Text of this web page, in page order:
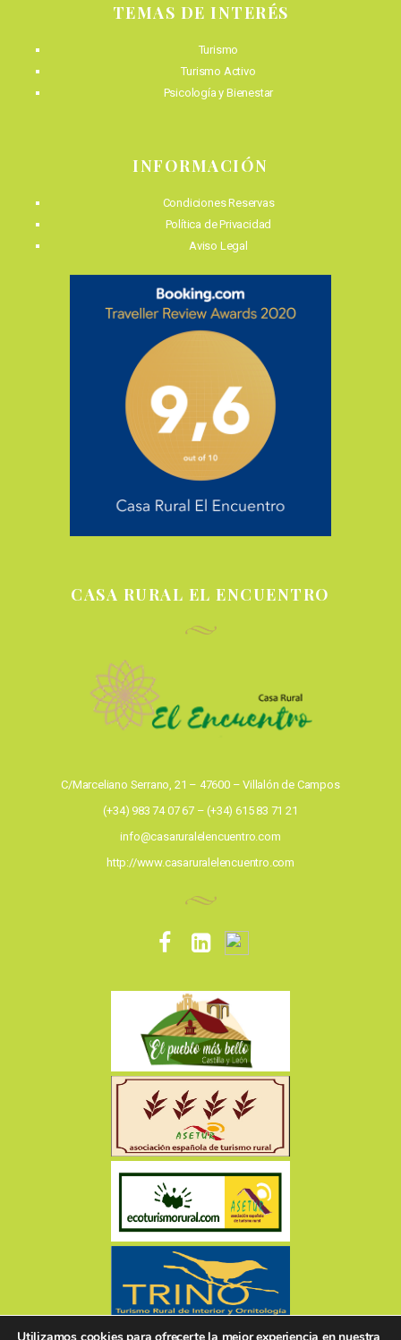
TEMAS DE INTERÉS
Turismo
Turismo Activo
Psicología y Bienestar
INFORMACIÓN
Condiciones Reservas
Política de Privacidad
Aviso Legal
CASA RURAL EL ENCUENTRO
C/Marceliano Serrano, 21 – 47600 – Villalón de Campos
(+34) 983 74 07 67 – (+34) 615 83 71 21
info@casaruralelencuentro.com
http://www.casaruralelencuentro.com